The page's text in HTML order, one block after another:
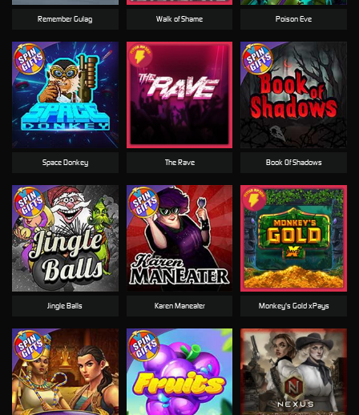
Book Of Shadows
Space Donkey
Monkey's Gold xPays
Poison Eve
Jingle Balls
Walk of Shame
Remember Gulag
Karen Maneater
The Rave